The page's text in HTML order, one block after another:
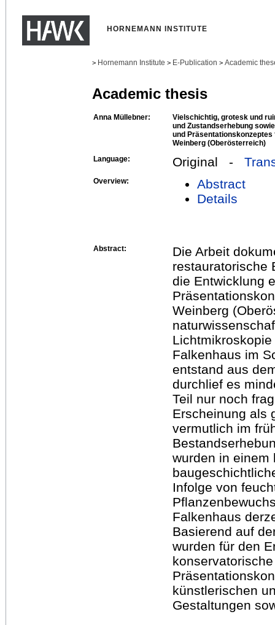
HORNEMANN INSTITUTE
> Hornemann Institute > E-Publication > Academic
Academic thesis
Anna Müllebner:
Vielschichtig, grotesk und
und Zustandserhebung
und
Weinberg (Oberösterreich)
Language:
Original -
Overview:
Abstract
Details
Abstract:
Die Arbeit
restauratorische
die Entwicklung
Weinberg
Falkenhaus im
entstand aus
durchlief es
Teil nur noch
Erscheinung als
vermutlich im
wurden in einem
Infolge von
Falkenhaus
Basierend auf
wurden für den
künstlerischen
Gestaltungen